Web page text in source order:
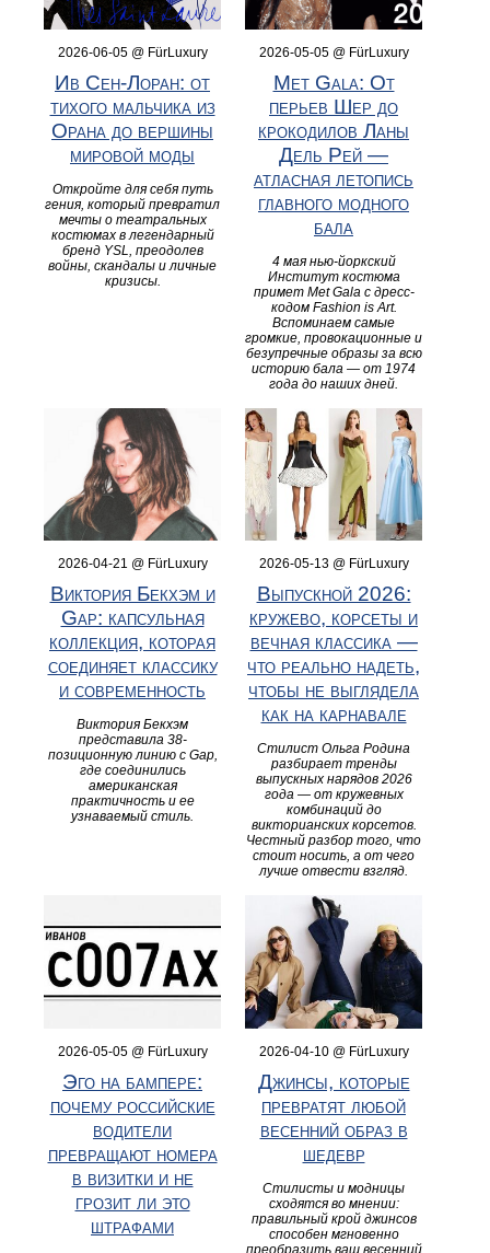
2026-06-05 @ FürLuxury
Ив Сен-Лоран: от
тихого мальчика из
Орана до вершины
мировой моды
Откройте для себя путь
гения, который превратил
мечты о театральных
костюмах в легендарный
бренд YSL, преодолев
войны, скандалы и личные
кризисы.
2026-05-05 @ FürLuxury
Met Gala: От
перьев Шер до
крокодилов Ланы
Дель Рей —
атласная летопись
главного модного
бала
4 мая нью-йоркский
Институт костюма
примет Met Gala с дресс-
кодом Fashion is Art.
Вспоминаем самые
громкие, провокационные и
безупречные образы за всю
историю бала — от 1974
года до наших дней.
2026-04-21 @ FürLuxury
Виктория Бекхэм и
Gap: капсульная
коллекция, которая
соединяет классику
и современность
Виктория Бекхэм
представила 38-
позиционную линию с Gap,
где соединились
американская
практичность и ее
узнаваемый стиль.
2026-05-13 @ FürLuxury
Выпускной 2026:
кружево, корсеты и
вечная классика —
что реально надеть,
чтобы не выглядела
как на карнавале
Стилист Ольга Родина
разбирает тренды
выпускных нарядов 2026
года — от кружевных
комбинаций до
викторианских корсетов.
Честный разбор того, что
стоит носить, а от чего
лучше отвести взгляд.
2026-05-05 @ FürLuxury
Эго на бампере:
почему российские
водители
превращают номера
в визитки и не
грозит ли это
штрафами
2026-04-10 @ FürLuxury
Джинсы, которые
превратят любой
весенний образ в
шедевр
Стилисты и модницы
сходятся во мнении:
правильный крой джинсов
способен мгновенно
преобразить ваш весенний